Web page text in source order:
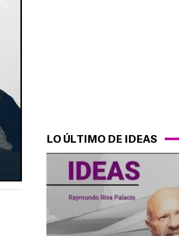
LO ÚLTIMO DE IDEAS